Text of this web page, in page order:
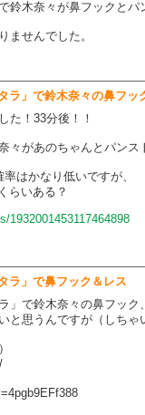
鈴木奈々が鼻フックとパ
ませんでした。
ラ」で鈴木奈々の鼻フッ
た！33分後！！
々があのちゃんとパンス
はかなり低いですが、
らいある？
1932001453117464898
ラ」で鼻フック＆レス
」で鈴木奈々の鼻フック
思うんですが（しちゃ